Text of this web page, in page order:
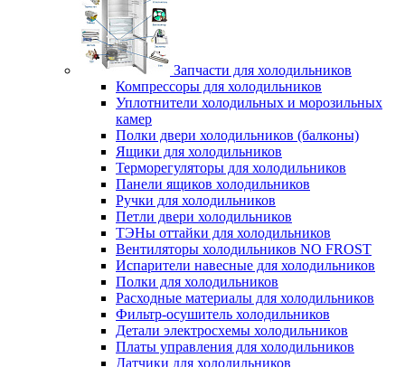
Запчасти для холодильников
Компрессоры для холодильников
Уплотнители холодильных и морозильных
камер
Полки двери холодильников (балконы)
Ящики для холодильников
Терморегуляторы для холодильников
Панели ящиков холодильников
Ручки для холодильников
Петли двери холодильников
ТЭНы оттайки для холодильников
Вентиляторы холодильников NO FROST
Испарители навесные для холодильников
Полки для холодильников
Расходные материалы для холодильников
Фильтр-осушитель холодильников
Детали электросхемы холодильников
Платы управления для холодильников
Датчики для холодильников